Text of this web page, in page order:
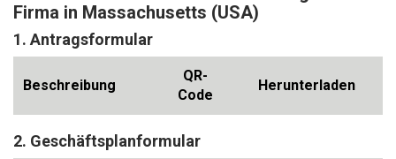
Firma in Massachusetts (USA)
1. Antragsformular
Beschreibung
QR-
Code
Herunterladen
2. Geschäftsplanformular